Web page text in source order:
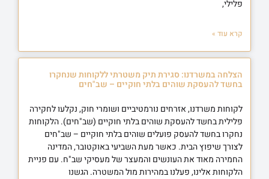
פלילי,
קרא עוד »
הצלחה במשרדנו: סגירת תיק משטרתי ללקוחות שנחקרו
בחשד להעסקת שוהים בלתי חוקיים – שב"חים
לקוחות משרדנו, אזרחים נורמטיביים ושומרי חוק, נקלעו לחקירה
פלילית בחשד להעסקת שוהים בלתי חוקיים (שב"חים). הלקוחות
נחקרו בחשד להעסק פועלים שוהים בלתי חוקיים – שב"חים
לצורך שיפוץ הבית. כאשר מעת השביעי באוקטובר, המדינה
החמירה מאוד את העונשים והמעצר של מעסיקי שב"ח. עם פניית
הלקוחות אלינו, פעלנו במהירות מול המשטרה. הגשנו